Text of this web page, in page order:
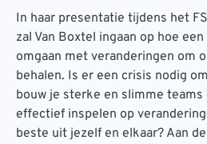
In haar presentatie tijdens het
zal Van Boxtel ingaan op hoe
omgaan met veranderingen om
behalen. Is er een crisis nodig
bouw je sterke en slimme
effectief inspelen op
beste uit jezelf en elkaar? Aan